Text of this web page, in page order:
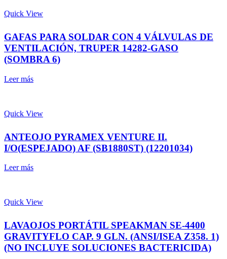
Quick View
GAFAS PARA SOLDAR CON 4 VÁLVULAS DE
VENTILACIÓN, TRUPER 14282-GASO
(SOMBRA 6)
Leer más
Quick View
ANTEOJO PYRAMEX VENTURE II.
I/O(ESPEJADO) AF (SB1880ST) (12201034)
Leer más
Quick View
LAVAOJOS PORTÁTIL SPEAKMAN SE-4400
GRAVITYFLO CAP. 9 GLN. (ANSI/ISEA Z358. 1)
(NO INCLUYE SOLUCIONES BACTERICIDA)